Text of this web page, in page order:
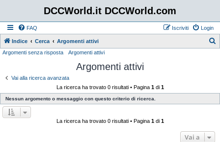
DCCWorld.it DCCWorld.com
FAQ Login
Iscriviti
Indice Cerca Argomenti attivi
Argomenti senza risposta Argomenti attivi
Argomenti attivi
Vai alla ricerca avanzata
La ricerca ha trovato 0 risultati • Pagina 1di 1
Nessun argomento o messaggio con questo criterio di ricerca.
La ricerca ha trovato 0 risultati • Pagina 1di 1
Vai a